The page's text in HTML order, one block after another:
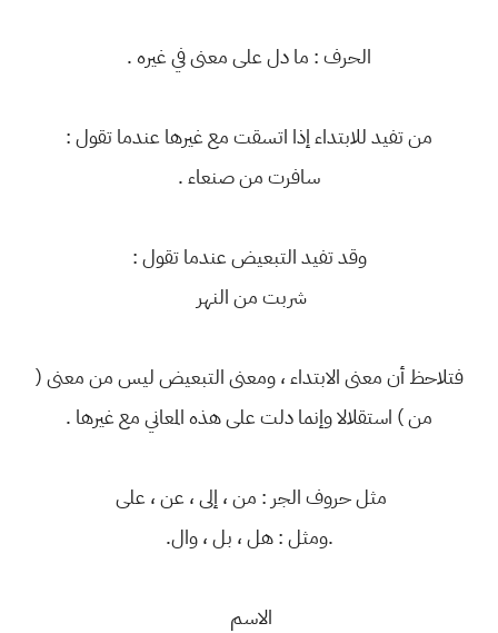
الحرف : ما دل على معنى في غيره .
من تفيد للابتداء إذا اتسقت مع غيرها عندما تقول :
سافرت من صنعاء .
وقد تفيد التبعيض عندما تقول :
شربت من النهر
فتلاحظ أن معنى الابتداء ، ومعنى التبعيض ليس من معنى (
من ) استقلالا وإنما دلت على هذه المعاني مع غيرها .
مثل حروف الجر : من ، إلى ، عن ، على
.ومثل : هل ، بل ، وال.
الاسم